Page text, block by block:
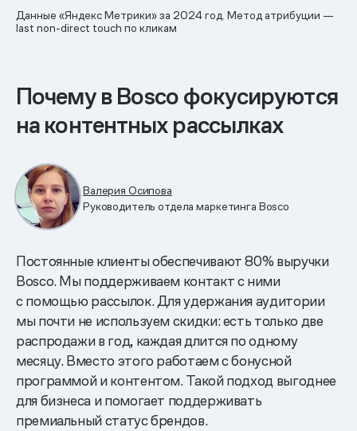
Данные «Яндекс Метрики» за 2024 год. Метод атрибуции —
last non-direct touch по кликам
Почему в Bosco фокусируются
на контентных рассылках
Валерия Осипова
Руководитель отдела маркетинга Bosco
Постоянные клиенты обеспечивают 80% выручки
Bosco. Мы поддерживаем контакт с ними
с помощью рассылок. Для удержания аудитории
мы почти не используем скидки: есть только две
распродажи в год, каждая длится по одному
месяцу. Вместо этого работаем с бонусной
программой и контентом. Такой подход выгоднее
для бизнеса и помогает поддерживать
премиальный статус брендов.